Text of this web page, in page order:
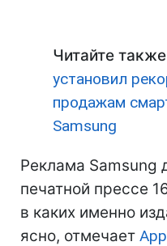
Читайте
установил
продажам
Samsung
Реклама Samsung
печатной прессе
в каких именно
ясно, отмечает